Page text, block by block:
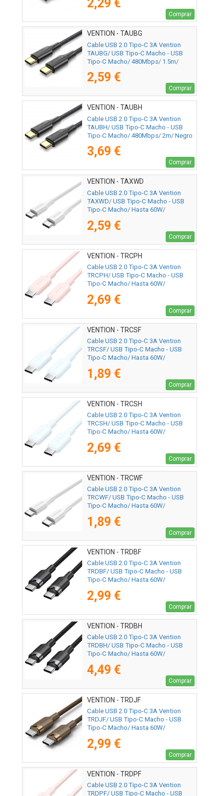
2,29 €
Comprar
VENTION - TAUBG
Cable USB 2.0 Tipo-C 3A Vention
TAUBG/ USB Tipo-C Macho - USB
Tipo-C Macho/ 480Mbps/ 1.5m/
2,59 €
Comprar
VENTION - TAUBH
Cable USB 2.0 Tipo-C 3A Vention
TAUBH/ USB Tipo-C Macho - USB
Tipo-C Macho/ 480Mbps/ 2m/ Negro
3,69 €
Comprar
VENTION - TAXWD
Cable USB 2.0 Tipo-C 3A Vention
TAXWD/ USB Tipo-C Macho - USB
Tipo-C Macho/ Hasta 60W/
2,59 €
Comprar
VENTION - TRCPH
Cable USB 2.0 Tipo-C 3A Vention
TRCPH/ USB Tipo-C Macho - USB
Tipo-C Macho/ Hasta 60W/
2,69 €
Comprar
VENTION - TRCSF
Cable USB 2.0 Tipo-C 3A Vention
TRCSF/ USB Tipo-C Macho - USB
Tipo-C Macho/ Hasta 60W/
1,89 €
Comprar
VENTION - TRCSH
Cable USB 2.0 Tipo-C 3A Vention
TRCSH/ USB Tipo-C Macho - USB
Tipo-C Macho/ Hasta 60W/
2,69 €
Comprar
VENTION - TRCWF
Cable USB 2.0 Tipo-C 3A Vention
TRCWF/ USB Tipo-C Macho - USB
Tipo-C Macho/ Hasta 60W/
1,89 €
Comprar
VENTION - TRDBF
Cable USB 2.0 Tipo-C 3A Vention
TRDBF/ USB Tipo-C Macho - USB
Tipo-C Macho/ Hasta 60W/
2,99 €
Comprar
VENTION - TRDBH
Cable USB 2.0 Tipo-C 3A Vention
TRDBH/ USB Tipo-C Macho - USB
Tipo-C Macho/ Hasta 60W/
4,49 €
Comprar
VENTION - TRDJF
Cable USB 2.0 Tipo-C 3A Vention
TRDJF/ USB Tipo-C Macho - USB
Tipo-C Macho/ Hasta 60W/
2,99 €
Comprar
VENTION - TRDPF
Cable USB 2.0 Tipo-C 3A Vention
TRDPF/ USB Tipo-C Macho - USB